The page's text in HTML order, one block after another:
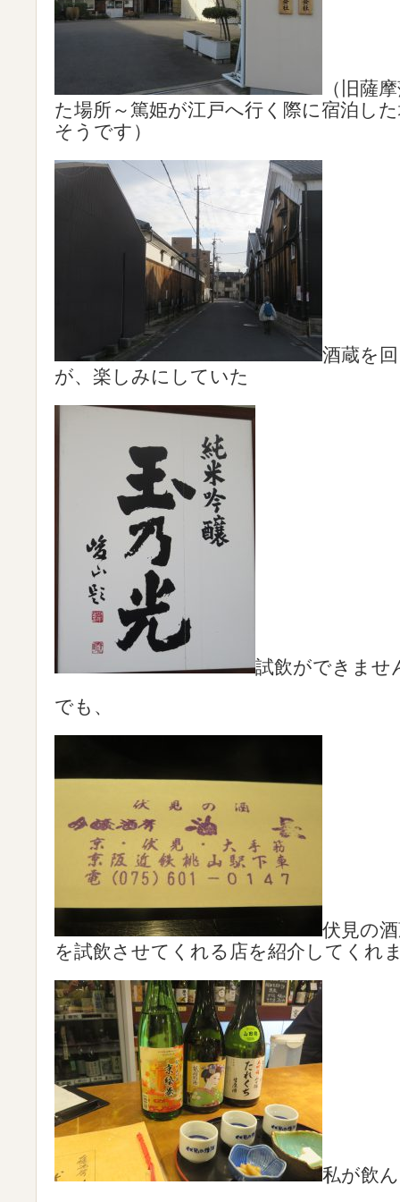
（旧薩
た場所～篤姫が江戸へ行く際に宿泊し
そうです）
酒蔵を
が、楽しみにしていた
試飲ができませ
でも、
伏見の
を試飲させてくれる店を紹介してくれ
私が飲